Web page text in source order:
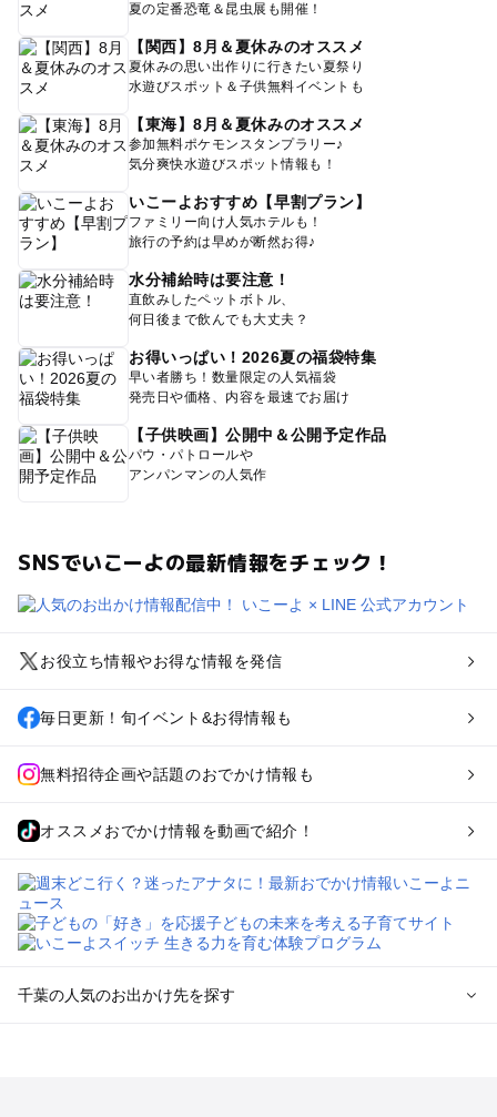
夏の定番恐竜＆昆虫展も開催！
【関西】8月＆夏休みのオススメ
夏休みの思い出作りに行きたい夏祭り
水遊びスポット＆子供無料イベントも
【東海】8月＆夏休みのオススメ
参加無料ポケモンスタンプラリー♪
気分爽快水遊びスポット情報も！
いこーよおすすめ【早割プラン】
ファミリー向け人気ホテルも！
旅行の予約は早めが断然お得♪
水分補給時は要注意！
直飲みしたペットボトル、
何日後まで飲んでも大丈夫？
お得いっぱい！2026夏の福袋特集
早い者勝ち！数量限定の人気福袋
発売日や価格、内容を最速でお届け
【子供映画】公開中＆公開予定作品
パウ・パトロールや
アンパンマンの人気作
SNSでいこーよの最新情報をチェック！
お役立ち情報やお得な情報を発信
毎日更新！旬イベント&お得情報も
無料招待企画や話題のおでかけ情報も
オススメおでかけ情報を動画で紹介！
千葉の人気のお出かけ先を探す